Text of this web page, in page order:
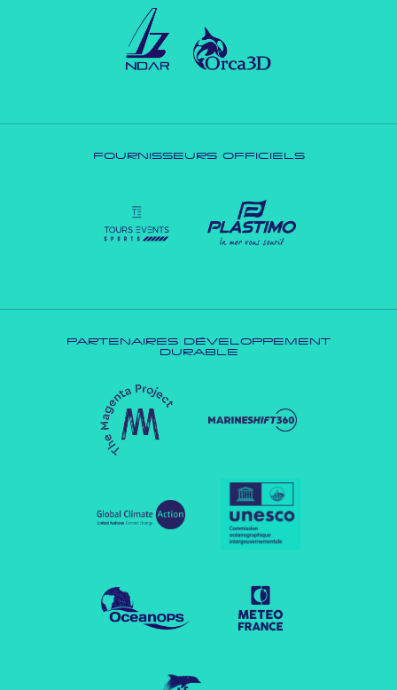
FOURNISSEURS OFFICIELS
PARTENAIRES DÉVELOPPEMENT
DURABLE